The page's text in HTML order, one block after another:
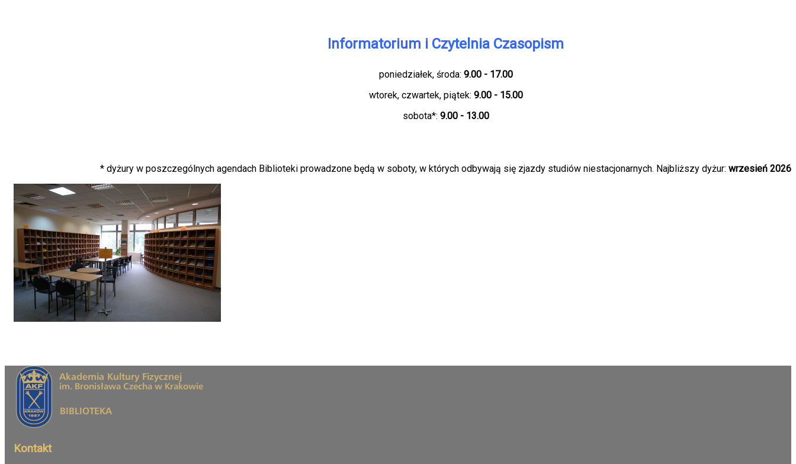
Informatorium i Czytelnia Czasopism
poniedziałek, środa: 9.00 - 17.00
wtorek, czwartek, piątek: 9.00 - 15.00
sobota*: 9.00 - 13.00
* dyżury w poszczególnych agendach Biblioteki prowadzone będą w soboty, w których odbywają się zjazdy studiów niestacjonarnych. Najbliższy dyżur: wrzesień 2026
Kontakt